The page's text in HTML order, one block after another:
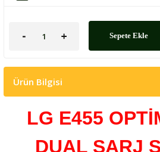
Sepete Ekle
Ürün Bilgisi
LG E455
DUAL ŞARJ